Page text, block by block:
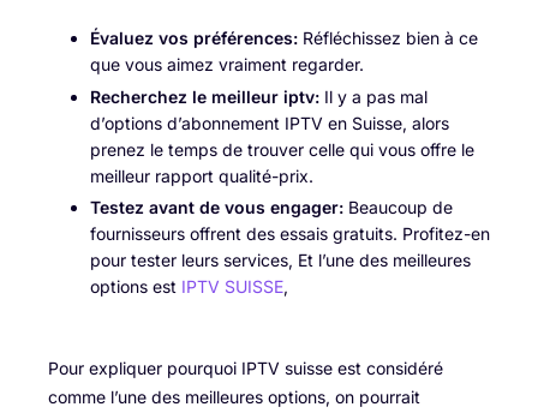
Évaluez vos préférences: Réfléchissez bien à ce
que vous aimez vraiment regarder.
Recherchez le meilleur iptv: Il y a pas mal
d’options d’abonnement IPTV en Suisse, alors
prenez le temps de trouver celle qui vous offre le
meilleur rapport qualité-prix.
Testez avant de vous engager: Beaucoup de
fournisseurs offrent des essais gratuits. Profitez-en
pour tester leurs services, Et l’une des meilleures
options est IPTV SUISSE,
Pour expliquer pourquoi IPTV suisse est considéré
comme l’une des meilleures options, on pourrait